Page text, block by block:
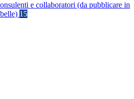
e collaboratori (da pubblicare in
15